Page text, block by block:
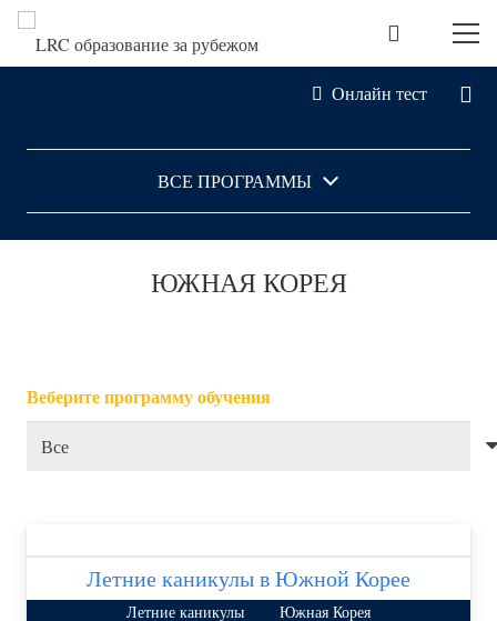
Онлайн тест
ВСЕ ПРОГРАММЫ
ЮЖНАЯ КОРЕЯ
Веберите программу обучения
Летние каникулы в Южной Корее
Летние каникулы Южная Корея